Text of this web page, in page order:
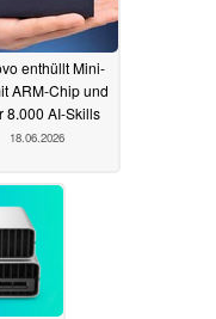
enthüllt Mini-
ARM-Chip und
8.000 AI-Skills
18.06.2026